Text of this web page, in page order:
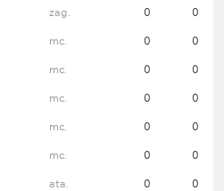
zag. 0 0
mc. 0 0
mc. 0 0
mc. 0 0
mc. 0 0
mc. 0 0
ata. 0 0